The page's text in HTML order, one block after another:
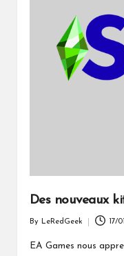
Des nouveaux
by
By LeRedGeek 17/
EA Games nous